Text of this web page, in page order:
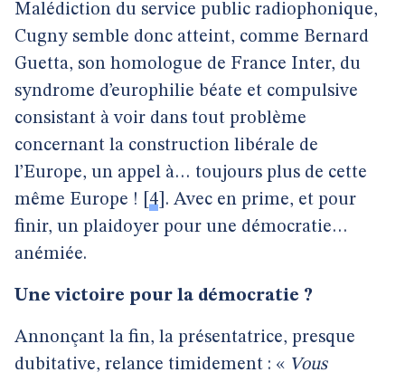
Malédiction du service public radiophonique,
Cugny semble donc atteint, comme Bernard
Guetta, son homologue de France Inter, du
syndrome d’europhilie béate et compulsive
consistant à voir dans tout problème
concernant la construction libérale de
l’Europe, un appel à… toujours plus de cette
même Europe !
4 . Avec en prime, et pour
finir, un plaidoyer pour une démocratie…
anémiée.
Une victoire pour la démocratie ?
Annonçant la fin, la présentatrice, presque
dubitative, relance timidement : « Vous